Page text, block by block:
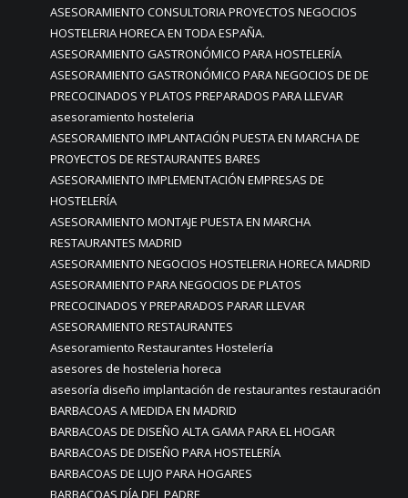
ASESORAMIENTO CONSULTORIA PROYECTOS NEGOCIOS
HOSTELERIA HORECA EN TODA ESPAÑA.
ASESORAMIENTO GASTRONÓMICO PARA HOSTELERÍA
ASESORAMIENTO GASTRONÓMICO PARA NEGOCIOS DE DE
PRECOCINADOS Y PLATOS PREPARADOS PARA LLEVAR
asesoramiento hosteleria
ASESORAMIENTO IMPLANTACIÓN PUESTA EN MARCHA DE
PROYECTOS DE RESTAURANTES BARES
ASESORAMIENTO IMPLEMENTACIÓN EMPRESAS DE
HOSTELERÍA
ASESORAMIENTO MONTAJE PUESTA EN MARCHA
RESTAURANTES MADRID
ASESORAMIENTO NEGOCIOS HOSTELERIA HORECA MADRID
ASESORAMIENTO PARA NEGOCIOS DE PLATOS
PRECOCINADOS Y PREPARADOS PARAR LLEVAR
ASESORAMIENTO RESTAURANTES
Asesoramiento Restaurantes Hostelería
asesores de hosteleria horeca
asesoría diseño implantación de restaurantes restauración
BARBACOAS A MEDIDA EN MADRID
BARBACOAS DE DISEÑO ALTA GAMA PARA EL HOGAR
BARBACOAS DE DISEÑO PARA HOSTELERÍA
BARBACOAS DE LUJO PARA HOGARES
BARBACOAS DÍA DEL PADRE